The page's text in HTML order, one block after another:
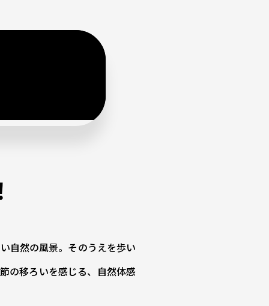
自然の風景。そのうえを歩い
の移ろいを感じる、自然体感